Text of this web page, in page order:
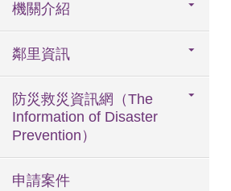
機關介紹
鄰里資訊
防災救災資訊網（The
Information of Disaster
Prevention）
申請案件